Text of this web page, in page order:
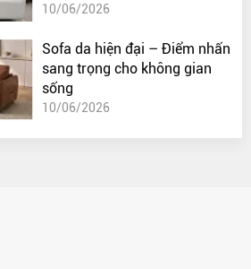
10/06/2026
Sofa da hiện đại – Điểm nhấn
sang trọng cho không gian
sống
10/06/2026